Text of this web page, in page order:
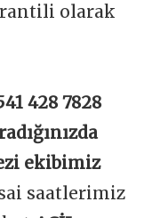
olarak
428 7828
ekibimiz
saatlerimiz